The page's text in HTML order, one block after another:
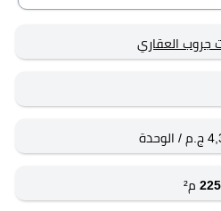
العقاري
/ الوحدة
225م²